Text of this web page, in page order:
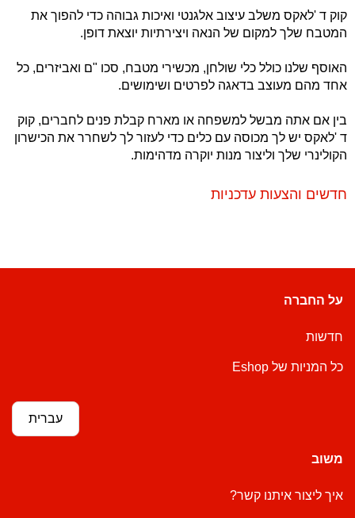
תכשיטים
שעון יד
קוק ד 'לאקס משלב עיצוב אלגנטי ואיכות גבוהה כדי להפוך את
המטבח שלך למקום של הנאה ויצירתיות יוצאת דופן.
האוסף שלנו כולל כלי שולחן, מכשירי מטבח, סכו "ם ואביזרים, כל
אחד מהם מעוצב בדאגה לפרטים ושימושים.
בין אם אתה מבשל למשפחה או מארח קבלת פנים לחברים, קוק
ד 'לאקס יש לך מכוסה עם כלים כדי לעזור לך לשחרר את הכישרון
הקולינרי שלך וליצור מנות יוקרה מדהימות.
חדשים והצעות עדכניות
על החברה
חדשות
כל המניות של Eshop
עברית
משוב
איך ליצור איתנו קשר?